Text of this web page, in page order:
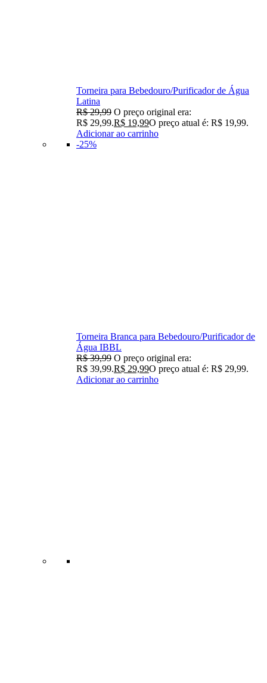
Torneira para Bebedouro/Purificador de Água
Latina
R$29,99 O preço original era:
R$ 29,99.R$ 19,99O preço atual é: R$ 19,99.
Adicionar ao carrinho
-25%
Torneira Branca para Bebedouro/Purificador de
Água IBBL
R$39,99 O preço original era:
R$ 39,99.R$ 29,99O preço atual é: R$ 29,99.
Adicionar ao carrinho